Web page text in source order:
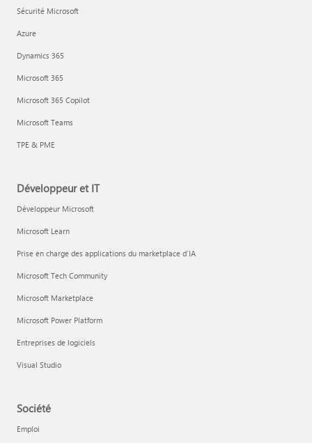
Sécurité Microsoft
Azure
Dynamics 365
Microsoft 365
Microsoft 365 Copilot
Microsoft Teams
TPE & PME
Développeur et IT
Développeur Microsoft
Microsoft Learn
Prise en charge des applications du marketplace d’IA
Microsoft Tech Community
Microsoft Marketplace
Microsoft Power Platform
Entreprises de logiciels
Visual Studio
Société
Emploi